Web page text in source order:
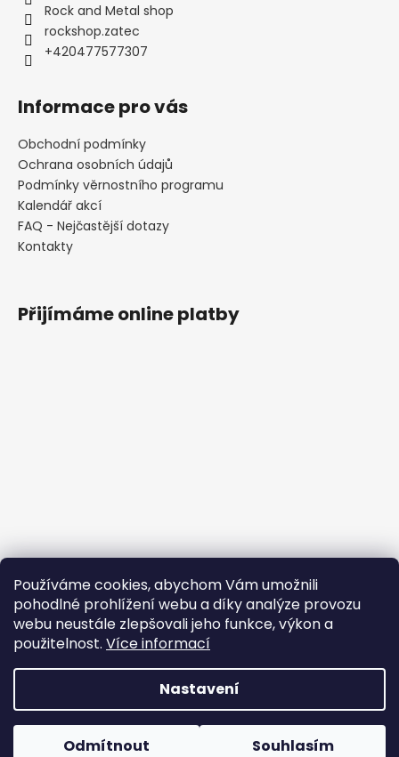
Používáme cookies, abychom Vám umožnili
pohodlné prohlížení webu a díky analýze provozu
webu neustále zlepšovali jeho funkce, výkon a
použitelnost. Více informací
Nastavení
Odmítnout Souhlasím
Rock and Metal shop
rockshop.zatec
+420477577307
Informace pro vás
Obchodní podmínky
Ochrana osobních údajů
Podmínky věrnostního programu
Kalendář akcí
FAQ - Nejčastější dotazy
Kontakty
Přijímáme online platby
Copyright 2026Rock and Metal shop. Všechna práva
vyhrazena.
Upravit nastavení cookies